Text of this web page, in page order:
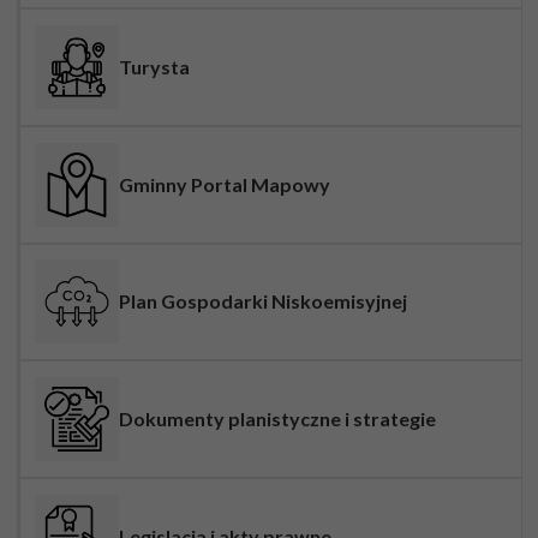
Turysta
Gminny Portal Mapowy
Plan Gospodarki Niskoemisyjnej
Dokumenty planistyczne i strategie